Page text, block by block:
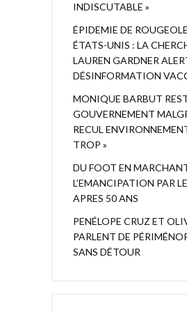
INDISCUTABLE »
ÉPIDEMIE DE
ÉTATS-UNIS : LA
LAUREN GARDNER
DÉSINFORMATION
MONIQUE BARBUT
GOUVERNEMENT
RECUL
TROP »
DU FOOT EN
L’EMANCIPATION PAR
APRES 50 ANS
PENÉLOPE CRUZ ET
PARLENT DE
SANS DÉTOUR